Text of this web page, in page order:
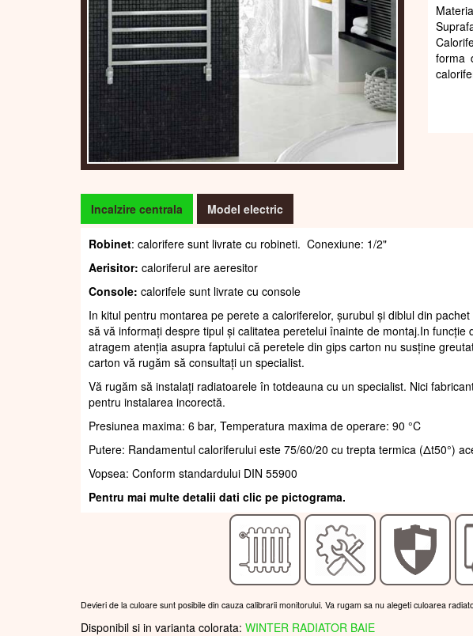
forma
Incalzire centrala Model electric
Robinet: calorifere sunt livrate cu robineti. Conexiune: 1/2"
Aerisitor: caloriferul are aeresitor
Console: calorifele sunt livrate cu console
In kitul pentru montarea pe perete a caloriferelor, șurubul și diblul din
să vă informați despre tipul și calitatea peretelui înainte de montaj.In
atragem atenția asupra faptului că peretele din gips carton nu susține
carton vă rugăm să consultați un specialist.
Vă rugăm să instalați radiatoarele în totdeauna cu un specialist. Nici
pentru instalarea incorectă.
Presiunea maxima: 6 bar, Temperatura maxima de operare: 90 °C
Putere: Randamentul caloriferului este 75/60/20 cu trepta termica (Δt50°)
Vopsea: Conform standardului DIN 55900
Pentru mai multe detalii dati clic pe pictograma.
Devieri de la culoare sunt posibile din cauza calibrarii monitorului. Va rugam sa nu alegeti culoarea
Disponibil si in varianta colorata: WINTER RADIATOR BAIE